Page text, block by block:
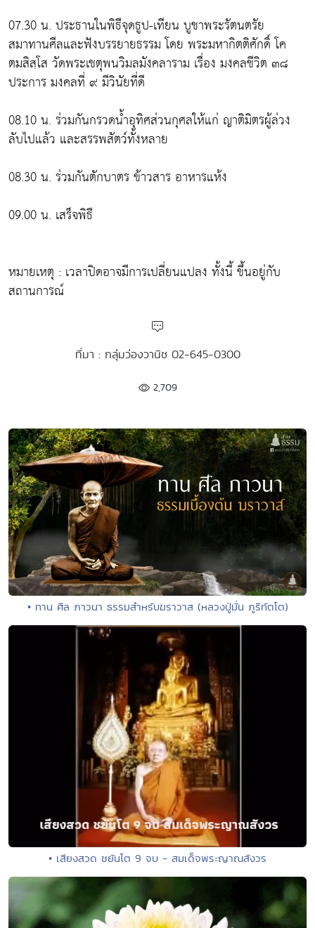
07.30 น. ประธานในพิธีจุดธูป-เทียน บูชาพระรัตนตรัย
สมาทานศีลและฟังบรรยายธรรม โดย พระมหากิตติศักดิ์ โค
ตมสิสฺโส วัดพระเชตุพนวิมลมังคลาราม เรื่อง มงคลชีวิต ๓๘
ประการ มงคลที่ ๙ มีวินัยที่ดี
08.10 น. ร่วมกันกรวดน้ำอุทิศส่วนกุศลให้แก่ ญาติมิตรผู้ล่วง
ลับไปแล้ว และสรรพสัตว์ทั้งหลาย
08.30 น. ร่วมกันตักบาตร ข้าวสาร อาหารแห้ง
09.00 น. เสร็จพิธี
หมายเหตุ : เวลาปิดอาจมีการเปลี่ยนแปลง ทั้งนี้ ขึ้นอยู่กับ
สถานการณ์
ที่มา : กลุ่มว่องวานิช 02-645-0300
2,709
• ทาน ศีล ภาวนา ธรรมสำหรับฆราวาส (หลวงปู่มั่น ภูริทัตโต)
• เสียงสวด ชยันโต 9 จบ - สมเด็จพระญาณสังวร